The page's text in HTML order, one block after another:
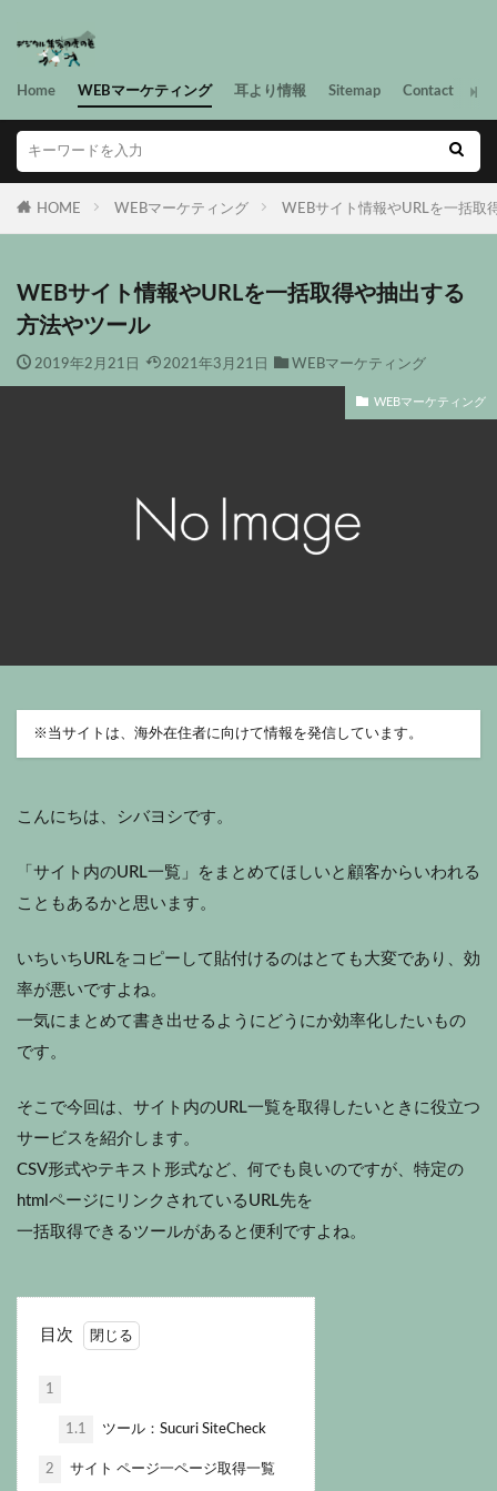
Home WEBマーケティング 耳より情報 Sitemap Contact
HOME WEBマーケティング WEBサイト情報やURLを一括取
WEBサイト情報やURLを一括取得や抽出する
方法やツール
2019年2月21日 2021年3月21日 WEBマーケティング
WEBマーケティング
※ 当サイトは、海外在住者に向けて情報を発信しています。
こんにちは、シバヨシです。
「サイト内のURL一覧」をまとめてほしいと顧客からいわれる
こともあるかと思います。
いちいちURLをコピーして貼付けるのはとても大変であり、効
率が悪いですよね。
一気にまとめて書き出せるようにどうにか効率化したいもの
です。
そこで今回は、サイト内のURL一覧を取得したいときに役立つ
サービスを紹介します。
CSV形式やテキスト形式など、何でも良いのですが、特定の
htmlページにリンクされているURL先を
一括取得できるツールがあると便利ですよね。
目次
1
1.1 ツール：Sucuri SiteCheck
2 サイト ページ一ページ取得一覧